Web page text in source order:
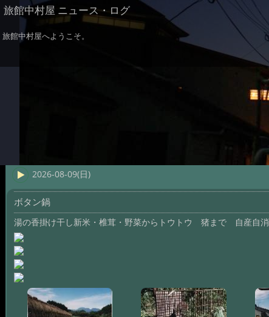
旅館中村屋 ニュース・ログ
旅館中村屋へようこそ。
2026-08-09(日)
ボタン鍋
湯の香掛け干し新米・椎茸・野菜からトウトウ 猪まで 自産自消